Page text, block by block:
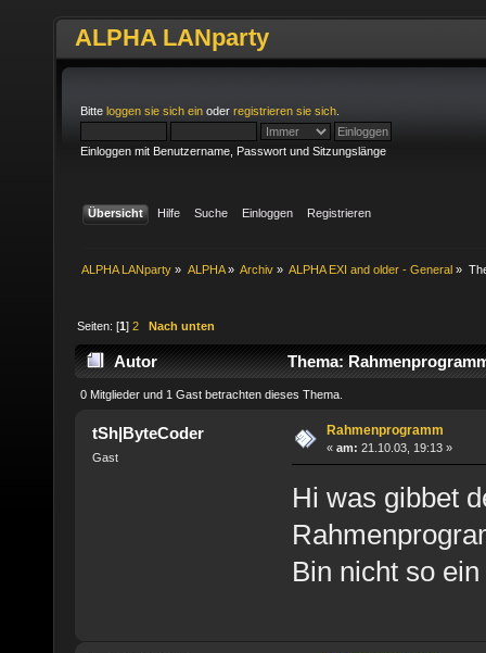
ALPHA LANparty
Bitte loggen sie sich ein oder registrieren sie sich
Einloggen mit Benutzername, Passwort und Sitzungslänge
Übersicht Hilfe Suche Einloggen Registrieren
ALPHA LANparty » ALPHA» Archiv» ALPHA EXI and older - General »
Seiten: [1]2 Nach unten
Autor Thema:
0 Mitglieder und 1 Gast betrachten dieses Thema.
tSh|ByteCoder
Gast
Rahmenprogramm
« am: 21.10.03, 19:13 »
Hi was gibbet
Bin nicht so